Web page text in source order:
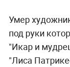
Умер
под руки
"Икар и
"Лиса